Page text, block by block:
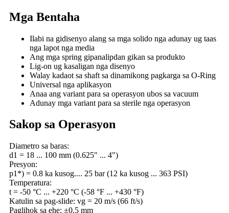
Mga Bentaha
Ilabi na gidisenyo alang sa mga solido nga adunay ug taas
nga lapot nga media
Ang mga spring gipanalipdan gikan sa produkto
Lig-on ug kasaligan nga disenyo
Walay kadaot sa shaft sa dinamikong pagkarga sa O-Ring
Universal nga aplikasyon
Anaa ang variant para sa operasyon ubos sa vacuum
Adunay mga variant para sa sterile nga operasyon
Sakop sa Operasyon
Diametro sa baras:
d1 = 18 ... 100 mm (0.625" ... 4")
Presyon:
p1*) = 0.8 ka kusog.... 25 bar (12 ka kusog ... 363 PSI)
Temperatura:
t = -50 °C ... +220 °C (-58 °F ... +430 °F)
Katulin sa pag-slide: vg = 20 m/s (66 ft/s)
Paglihok sa ehe: ±0.5 mm